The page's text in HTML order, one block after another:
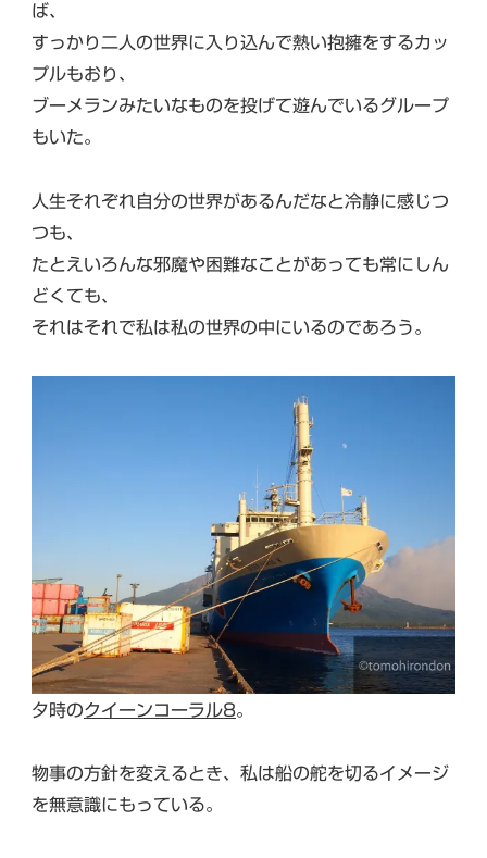
ば、
すっかり二人の世界に入り込んで熱い抱擁をするカッ
プルもおり、
ブーメランみたいなものを投げて遊んでいるグループ
もいた。
人生それぞれ自分の世界があるんだなと冷静に感じつ
つも、
たとえいろんな邪魔や困難なことがあっても常にしん
どくても、
それはそれで私は私の世界の中にいるのであろう。
夕時のクイーンコーラル8。
物事の方針を変えるとき、私は船の舵を切るイメージ
を無意識にもっている。